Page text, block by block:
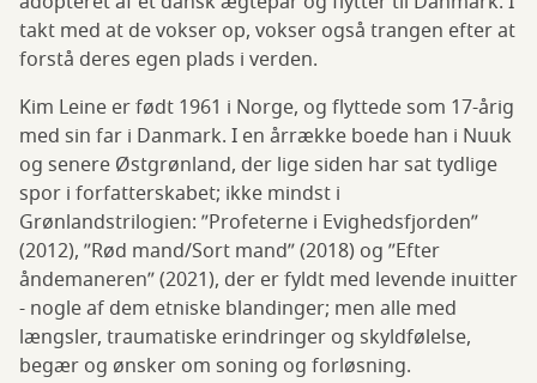
takt med at de vokser op, vokser også trangen efter at
forstå deres egen plads i verden.
Kim Leine er født 1961 i Norge, og flyttede som 17-årig
med sin far i Danmark. I en årrække boede han i Nuuk
og senere Østgrønland, der lige siden har sat tydlige
spor i forfatterskabet; ikke mindst i
Grønlandstrilogien: ”Profeterne i Evighedsfjorden”
(2012), ”Rød mand/Sort mand” (2018) og ”Efter
åndemaneren” (2021), der er fyldt med levende inuitter
- nogle af dem etniske blandinger; men alle med
længsler, traumatiske erindringer og skyldfølelse,
begær og ønsker om soning og forløsning.